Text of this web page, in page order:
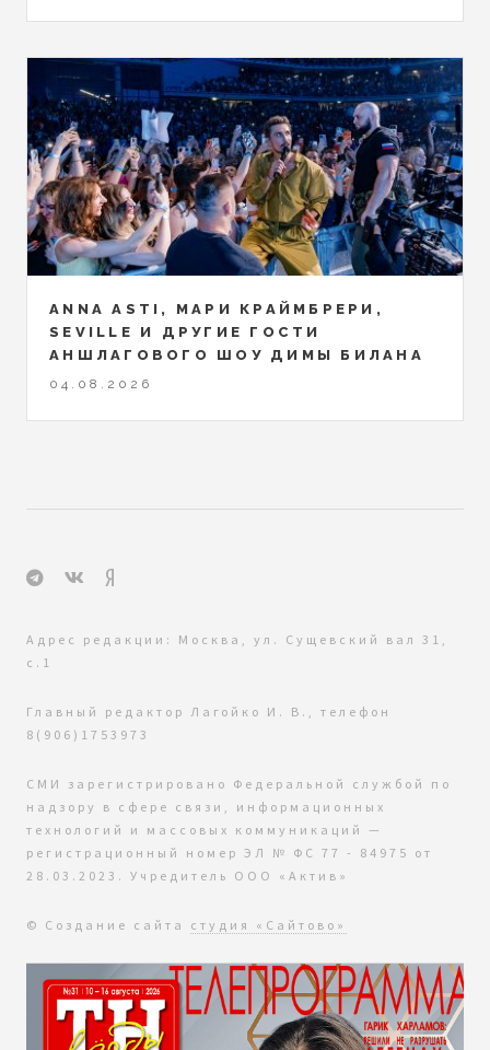
ANNA ASTI, МАРИ КРАЙМБРЕРИ,
SEVILLE И ДРУГИЕ ГОСТИ
АНШЛАГОВОГО ШОУ ДИМЫ БИЛАНА
04.08.2026
Адрес редакции: Москва, ул. Сущевский вал 31,
с.1
Главный редактор Лагойко И. В., телефон
8(906)1753973
СМИ зарегистрировано Федеральной службой по
надзору в сфере связи, информационных
технологий и массовых коммуникаций —
регистрационный номер ЭЛ № ФС 77 - 84975 от
28.03.2023. Учредитель ООО «Актив»
© Создание сайта студия «Сайтово»